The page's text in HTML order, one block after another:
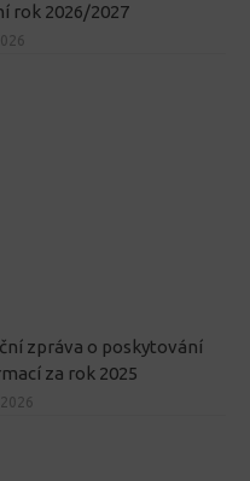
rok 2026/2027
zpráva o poskytování
za rok 2025
2026